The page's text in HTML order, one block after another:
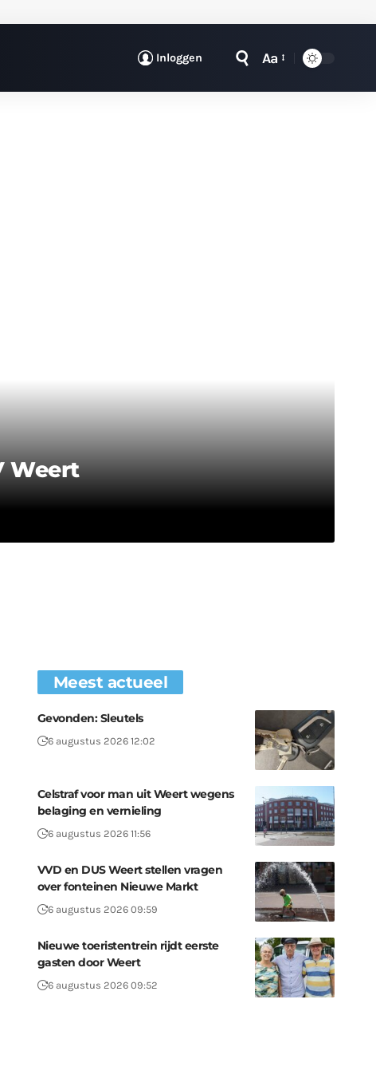
Inloggen Aa
Weert
Meest actueel
Gevonden: Sleutels
6 augustus 2026 12:02
Celstraf voor man uit Weert wegens
belaging en vernieling
6 augustus 2026 11:56
VVD en DUS Weert stellen vragen
over fonteinen Nieuwe Markt
6 augustus 2026 09:59
Nieuwe toeristentrein rijdt eerste
gasten door Weert
6 augustus 2026 09:52